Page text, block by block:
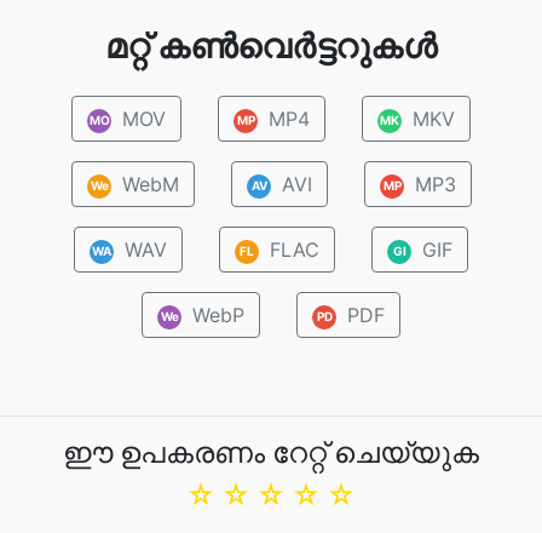
മറ്റ് കൺവെർട്ടറുകൾ
MO MOV MP MP4 MK MKV
We WebM AV AVI MP MP3
WA WAV FL FLAC GI GIF
We WebP PD PDF
ഈ ഉപകരണം റേറ്റ് ചെയ്യുക
☆
☆
☆
☆
☆